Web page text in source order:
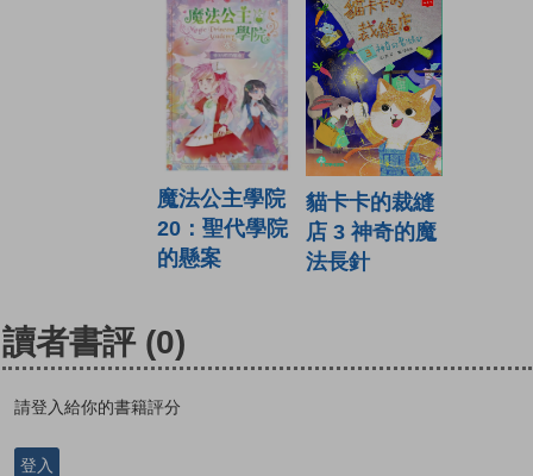
魔法公主學院
20：聖代學院
的懸案
貓卡卡的裁縫
店 3 神奇的魔
法長針
讀者書評 (0)
請登入給你的書籍評分
登入